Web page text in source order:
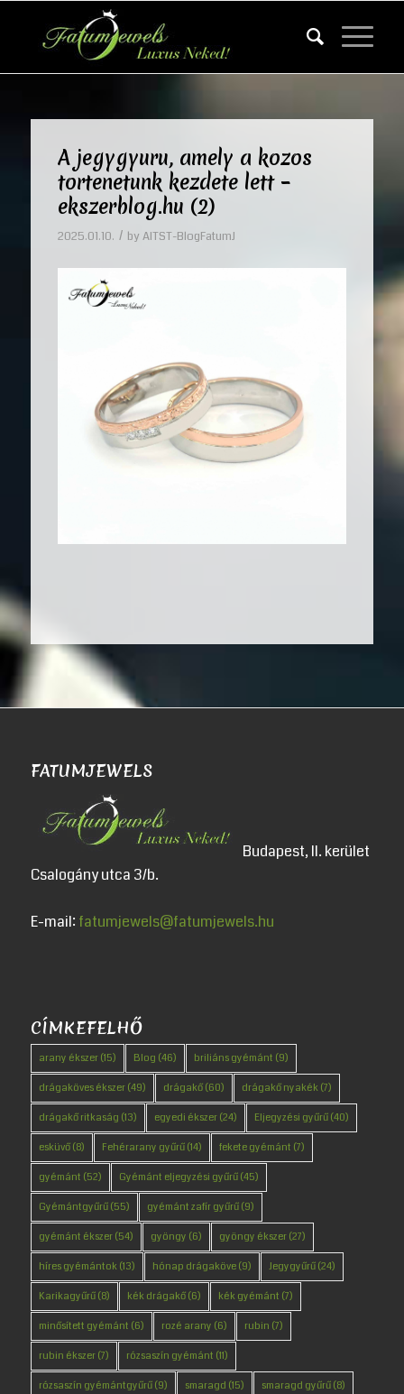
A jegygyuru, amely a kozos
tortenetunk kezdete lett –
ekszerblog.hu (2)
2025.01.10. / by AITST-BlogFatumJ
FATUMJEWELS
Budapest, II. kerület
Csalogány utca 3/b.
E-mail: fatumjewels@fatumjewels.hu
CÍMKEFELHŐ
arany ékszer(15) Blog (46) briliáns gyémánt (9)
drágaköves ékszer(49) drágakő(60) drágakő nyakék(7)
drágakő ritkaság (13) egyedi ékszer(24) Eljegyzési gyűrű(40)
esküvő(8) Fehérarany gyűrű(14) fekete gyémánt (7)
gyémánt (52) Gyémánt eljegyzési gyűrű(45)
Gyémántgyűrű(55) gyémánt zafír gyűrű(9)
gyémánt ékszer(54) gyöngy (6) gyöngy ékszer(27)
híres gyémántok(13) hónap drágaköve(9) Jegygyűrű(24)
Karikagyűrű(8) kék drágakő(6) kék gyémánt (7)
minősített gyémánt (6) rozé arany (6) rubin (7)
rubin ékszer(7) rózsaszín gyémánt (11)
rózsaszín gyémántgyűrű(9) smaragd (15) smaragd gyűrű(8)